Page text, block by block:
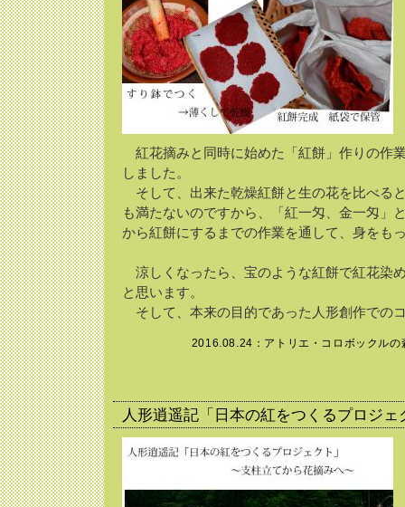
紅花摘みと同時に始めた「紅餅」作りの作
しました。
そして、出来た乾燥紅餅と生の花を比べる
も満たないのですから、「紅一匁、金一匁」
から紅餅にするまでの作業を通して、身をも
涼しくなったら、宝のような紅餅で紅花染
と思います。
そして、本来の目的であった人形創作での
2016.08.24： アトリエ・コロボックルの
人形逍遥記「日本の紅をつくるプロジェ